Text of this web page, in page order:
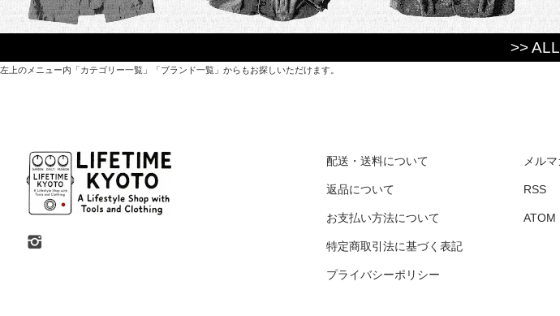
>>
左上のメニュー内「カテゴリー一覧」「ブランド一覧」からもお探しいただけます。
オリジナルを含むファッションアイテムが中心の
京都・紫野にあるライフスタイルショップです。
京都府京都市北区紫野上築山町21（1階と2階）
配送・送料について
返品について
お支払い方法について
特定商取引法に基づく表記
プライバシーポリシー
メル
RSS
ATOM